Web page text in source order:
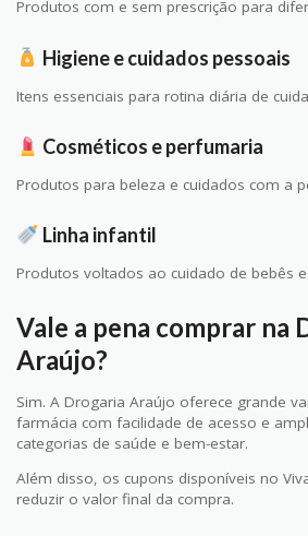
Produtos com e sem prescrição para
Higiene e cuidados pessoais
Itens essenciais para rotina diária de
Cosméticos e perfumaria
Produtos para beleza e cuidados com a
Linha infantil
Produtos voltados ao cuidado de bebês e
Vale a pena comprar na
Araújo?
Sim. A Drogaria Araújo oferece grande
farmácia com facilidade de acesso e
categorias de saúde e bem-estar.
Além disso, os cupons disponíveis no
reduzir o valor final da compra.